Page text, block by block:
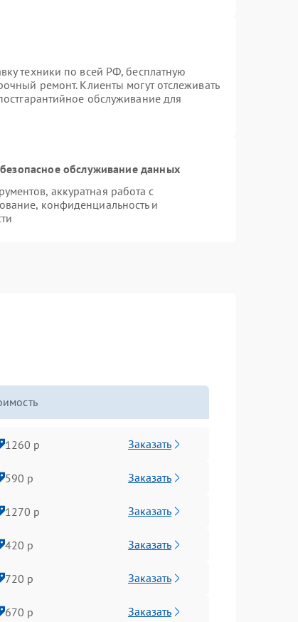
техники по всей РФ, бесплатную
ремонт. Клиенты могут отслеживать
обслуживание для
обслуживание данных
аккуратная работа с
конфиденциальность и
1260 р Заказать
590 р Заказать
1270 р Заказать
420 р Заказать
720 р Заказать
670 р Заказать